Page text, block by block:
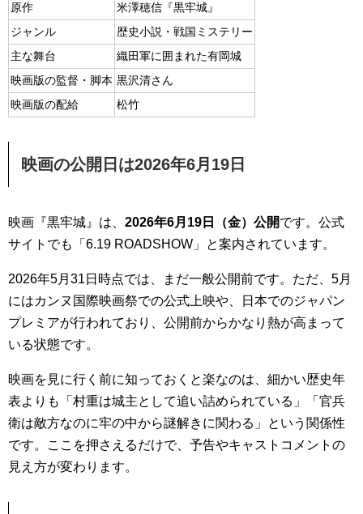
原作
米澤穂信『黒牢城』
ジャンル
歴史小説・戦国ミステリー
主な舞台
織田軍に囲まれた有岡城
映画版の監督・脚本 黒沢清さん
映画版の配給
松竹
映画の公開日は2026年6月19日
映画『黒牢城』は、 2026年6月19日（金）公開です。公式
サイトでも「6.19 ROADSHOW」と案内されています。
2026年5月31日時点では、まだ一般公開前です。ただ、5月
にはカンヌ国際映画祭での公式上映や、日本でのジャパン
プレミアが行われており、公開前からかなり熱が高まって
いる状態です。
映画を見に行く前に知っておくと楽なのは、細かい歴史年
表よりも「村重は城主として追い詰められている」「官兵
衛は敵方なのに牢の中から謎解きに関わる」という関係性
です。ここを押さえるだけで、予告やキャストコメントの
見え方が変わります。